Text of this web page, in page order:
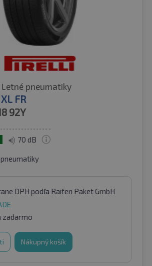
Letné pneumatiky
FR
92Y
70 dB
DPH podľa Raifen Paket GmbH
zadarmo
Nákupný košík